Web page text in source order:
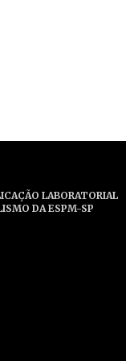
LABORATORIAL
DA ESPM-SP